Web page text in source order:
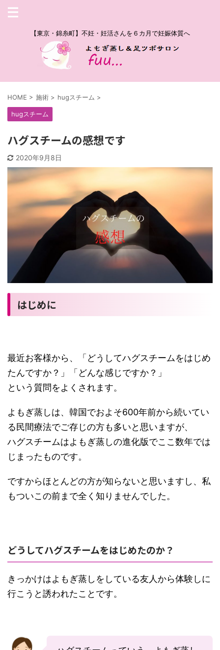
【東京・錦糸町】不妊・妊活さんを６カ月で妊娠体質へ
HOME > 施術 > hugスチーム >
hugスチーム
ハグスチームの感想です
2020年9月8日
はじめに
最近お客様から、「どうしてハグスチームをはじめ
たんですか？」「どんな感じですか？」
という質問をよくされます。
よもぎ蒸しは、韓国でおよそ600年前から続いてい
る民間療法でご存じの方も多いと思いますが、
ハグスチームはよもぎ蒸しの進化版でここ数年では
じまったものです。
ですからほとんどの方が知らないと思いますし、私
もついこの前まで全く知りませんでした。
どうしてハグスチームをはじめたのか？
きっかけはよもぎ蒸しをしている友人から体験しに
行こうと誘われたことです。